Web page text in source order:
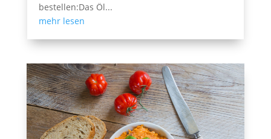
bestellen:Das Öl...
mehr lesen